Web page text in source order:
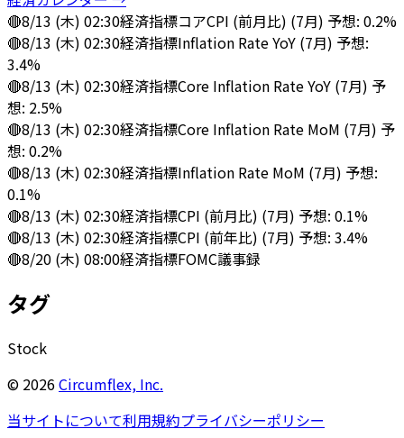
🔴8/13 (木) 02:30経済指標コアCPI (前月比) (7月) 予想: 0.2%
🔴8/13 (木) 02:30経済指標Inflation Rate YoY (7月) 予想:
3.4%
🔴8/13 (木) 02:30経済指標Core Inflation Rate YoY (7月) 予
想: 2.5%
🔴8/13 (木) 02:30経済指標Core Inflation Rate MoM (7月) 予
想: 0.2%
🔴8/13 (木) 02:30経済指標Inflation Rate MoM (7月) 予想:
0.1%
🔴8/13 (木) 02:30経済指標CPI (前月比) (7月) 予想: 0.1%
🔴8/13 (木) 02:30経済指標CPI (前年比) (7月) 予想: 3.4%
🔴8/20 (木) 08:00経済指標FOMC議事録
タグ
Stock
© 2026Circumflex, Inc.
当サイトについて利用規約プライバシーポリシー